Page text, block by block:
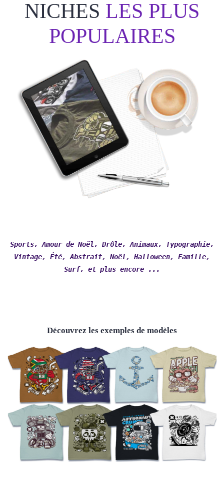
NICHES LES PLUS
POPULAIRES
Sports, Amour de Noël, Drôle, Animaux, Typographie,
Vintage, Été, Abstrait, Noël, Halloween, Famille,
Surf, et plus encore ...
Découvrez les exemples de modèles